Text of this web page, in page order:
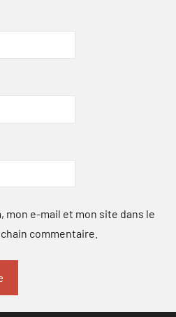
mon e-mail et mon site dans le
commentaire.